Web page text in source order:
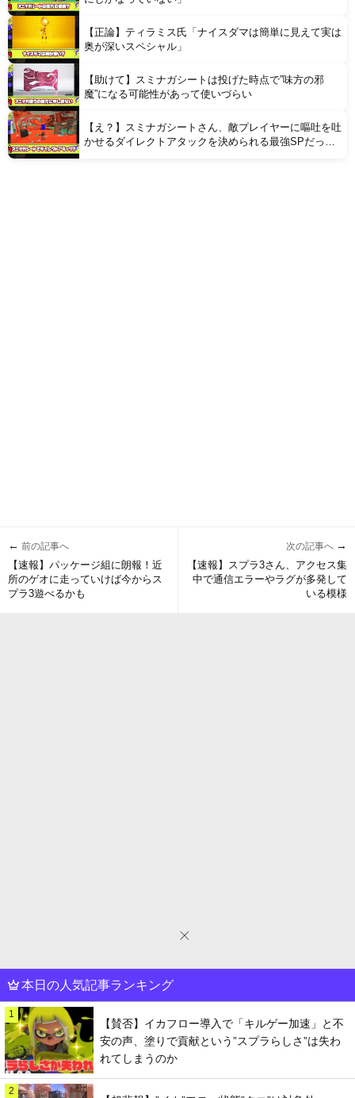
【正論】ティラミス氏「ナイスダマは簡単に見えて実は
奥が深いスペシャル」
【助けて】スミナガシートは投げた時点で”味方の邪
魔”になる可能性があって使いづらい
【え？】スミナガシートさん、敵プレイヤーに嘔吐を吐
かせるダイレクトアタックを決められる最強SPだった
← 前の記事へ
【速報】パッケージ組に朗報！近
所のゲオに走っていけば今からス
プラ3遊べるかも
次の記事へ →
【速報】スプラ3さん、アクセス集
中で通信エラーやラグが多発して
いる模様
本日の人気記事ランキング
1
【賛否】イカフロー導入で「キルゲー加速」と不
安の声、塗りで貢献という”スプラらしさ”は失わ
れてしまうのか
2